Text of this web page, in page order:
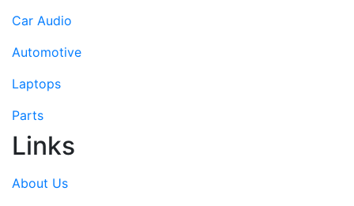
Car Audio
Automotive
Laptops
Parts
Links
About Us